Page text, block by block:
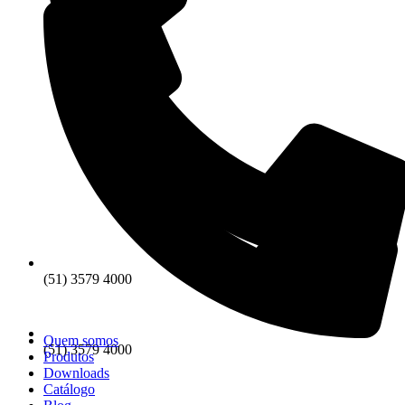
(51) 3579 4000
(51) 3579 4000
Quem somos
Produtos
Downloads
Catálogo